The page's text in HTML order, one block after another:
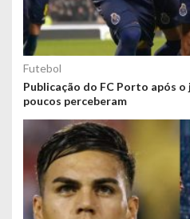
Futebol
Publicação do FC Porto após
poucos perceberam